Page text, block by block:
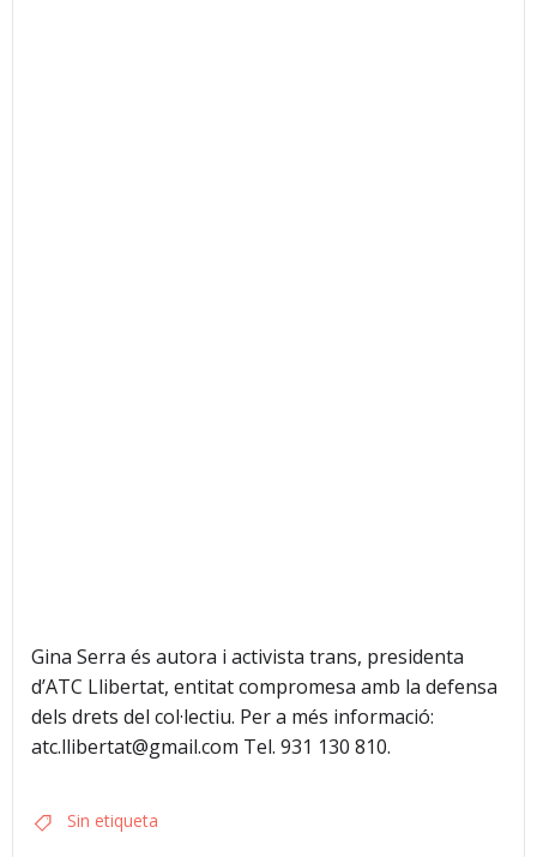
Gina Serra és autora i activista trans, presidenta
d’ATC Llibertat, entitat compromesa amb la defensa
dels drets del col·lectiu. Per a més informació:
atc.llibertat@gmail.com Tel. 931 130 810.
Sin etiqueta